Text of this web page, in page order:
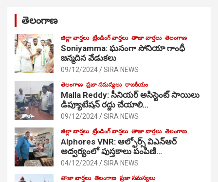
తెలంగాణ
జిల్లా వార్తలు ట్రేండింగ్ వార్తలు తాజా వార్తలు తెలంగాణ
Soniyamma: ఘ‌నంగా సోనియా గాంధీ
జ‌న్మ‌దిన వేడుక‌లు
09/12/2024 SIRA NEWS
తెలంగాణ ప్రజా సమస్యలు రాజకీయం
Malla Reddy: సీనియర్ అసిస్టెంట్ సాయిలు
డిప్యూటేషన్ రద్దు చేయాలి…
09/12/2024 SIRA NEWS
జిల్లా వార్తలు ట్రేండింగ్ వార్తలు తాజా వార్తలు తెలంగాణ
Alphores VNR: ఆల్ఫోర్స్ విఎన్ఆర్
అద్వర్యంలో పుస్తకాలు పంపిణి…
04/12/2024 SIRA NEWS
తాజా వార్తలు తెలంగాణ ప్రజా సమస్యలు